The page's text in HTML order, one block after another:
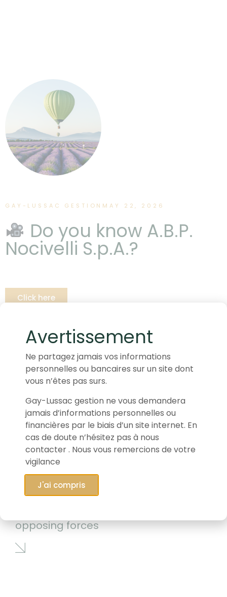
GAY-LUSSAC GESTION MAY 22, 2026
Do you know A.B.P.
Nocivelli S.p.A.?
Click here
12/05/2026
opposing forces
Avertissement
Ne partagez jamais vos informations
personnelles ou bancaires sur un site dont
vous n’êtes pas surs.
Gay-Lussac gestion ne vous demandera
jamais d’informations personnelles ou
financières par le biais d’un site internet. En
cas de doute n’hésitez pas à nous
contacter . Nous vous remercions de votre
vigilance
J'ai compris